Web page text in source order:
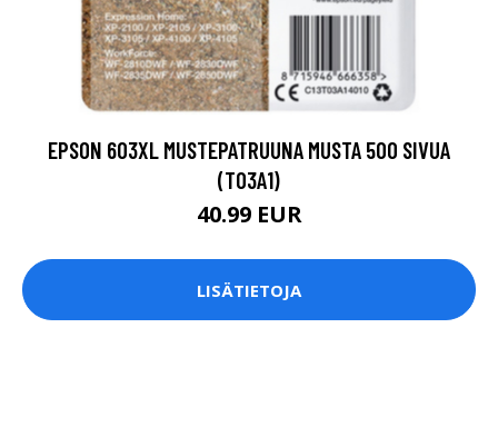
EPSON 603XL MUSTEPATRUUNA MUSTA 500 SIVUA
(T03A1)
40.99 EUR
LISÄTIETOJA